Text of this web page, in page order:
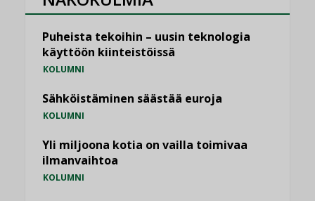
Puheista tekoihin – uusin teknologia
käyttöön kiinteistöissä
KOLUMNI
Sähköistäminen säästää euroja
KOLUMNI
Yli miljoona kotia on vailla toimivaa
ilmanvaihtoa
KOLUMNI